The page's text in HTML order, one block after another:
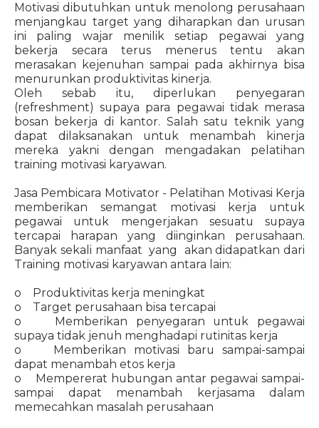
Motivasi dibutuhkan untuk menolong perusahaan
menjangkau target yang diharapkan dan urusan
ini paling wajar menilik setiap pegawai yang
bekerja secara terus menerus tentu akan
merasakan kejenuhan sampai pada akhirnya bisa
menurunkan produktivitas kinerja.
Oleh sebab itu, diperlukan penyegaran
(refreshment) supaya para pegawai tidak merasa
bosan bekerja di kantor. Salah satu teknik yang
dapat dilaksanakan untuk menambah kinerja
mereka yakni dengan mengadakan pelatihan
training motivasi karyawan.
Jasa Pembicara Motivator - Pelatihan Motivasi Kerja
memberikan semangat motivasi kerja untuk
pegawai untuk mengerjakan sesuatu supaya
tercapai harapan yang diinginkan perusahaan.
Banyak sekali manfaat yang akan didapatkan dari
Training motivasi karyawan antara lain:
o Produktivitas kerja meningkat
o Target perusahaan bisa tercapai
o Memberikan penyegaran untuk pegawai
supaya tidak jenuh menghadapi rutinitas kerja
o Memberikan motivasi baru sampai-sampai
dapat menambah etos kerja
o Mempererat hubungan antar pegawai sampai-
sampai dapat menambah kerjasama dalam
memecahkan masalah perusahaan